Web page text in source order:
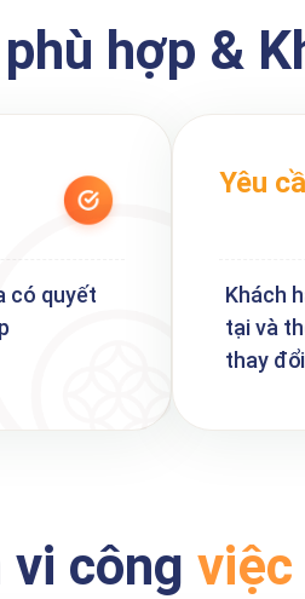
hợp &
có quyết
Yêu
Khách
tại và
thay
vi công